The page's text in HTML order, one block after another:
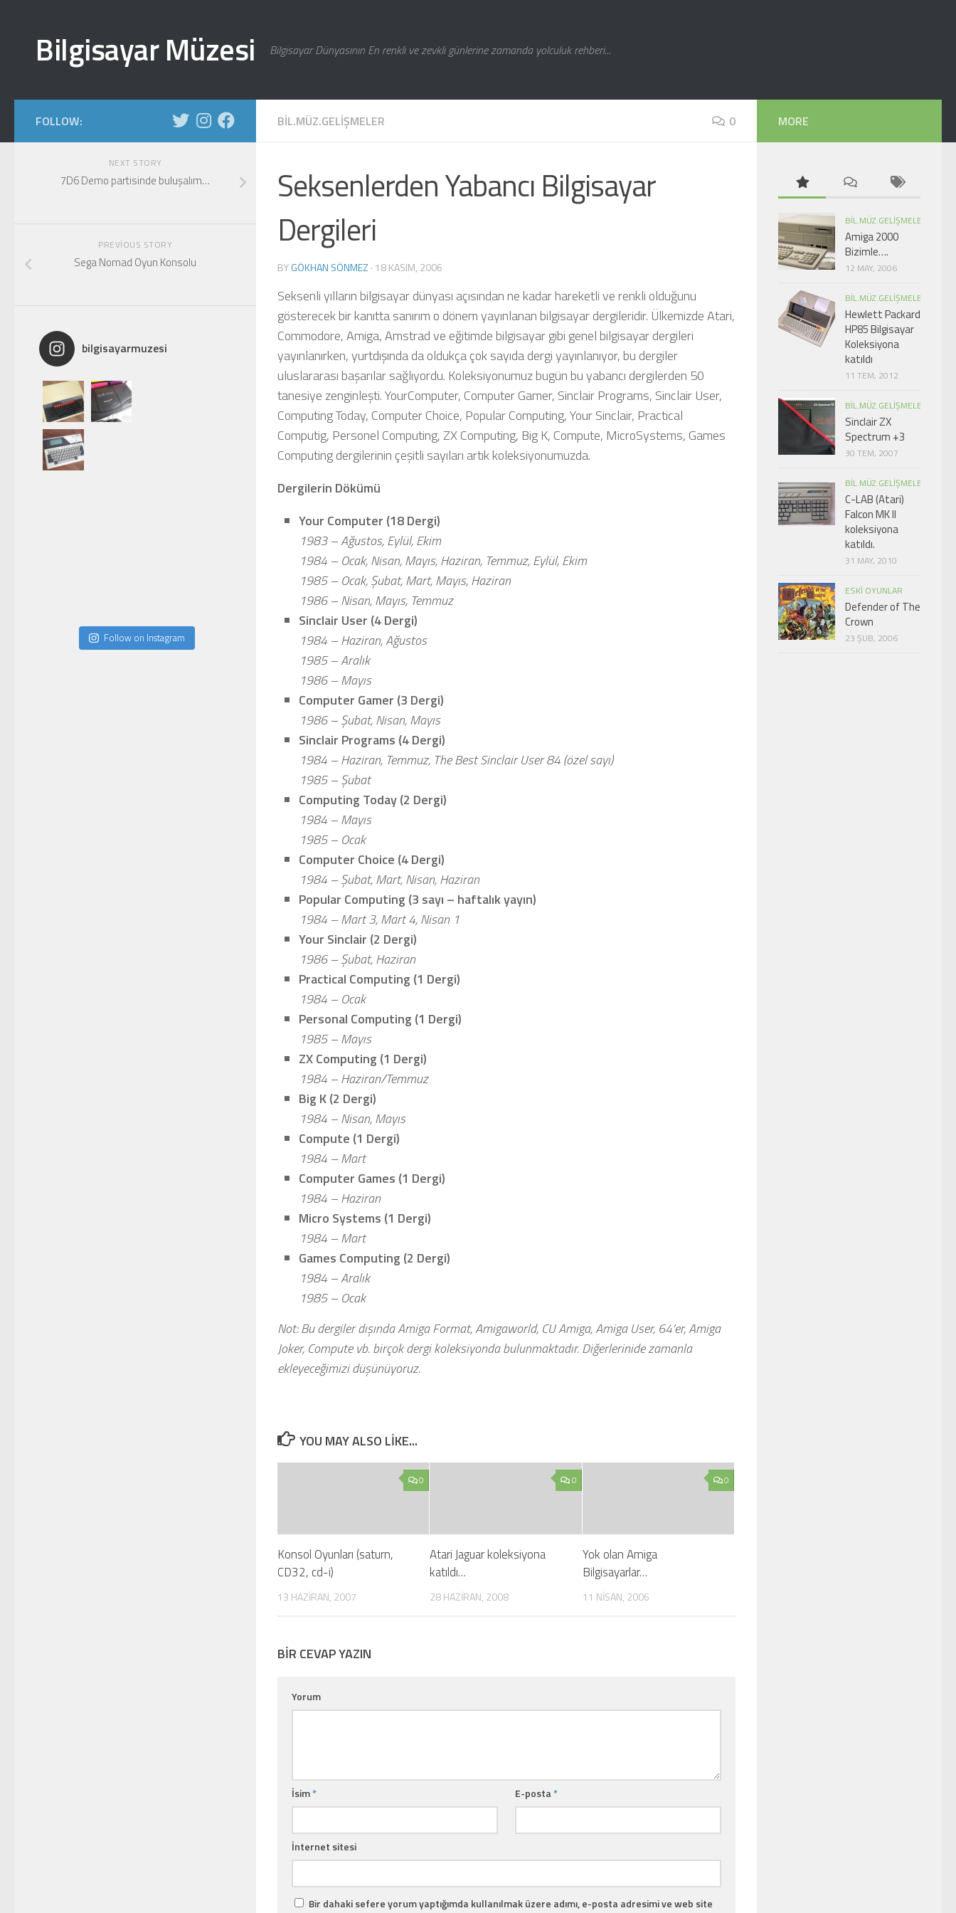
Bilgisayar Müzesi Bilgisayar Dünyasının En renkli ve zevkli günlerine zamanda yolculuk rehberi...
BIL.MÜZ.GELIŞMELER 0
Seksenlerden Yabancı Bilgisayar
Dergileri
BYGÖKHAN SÖNMEZ · 18 KASIM, 2006
Seksenli yılların bilgisayar dünyası açısından ne kadar hareketli ve renkli olduğunu
gösterecek bir kanıtta sanırım o dönem yayınlanan bilgisayar dergileridir. Ülkemizde Atari,
Commodore, Amiga, Amstrad ve eğitimde bilgisayar gibi genel bilgisayar dergileri
yayınlanırken, yurtdışında da oldukça çok sayıda dergi yayınlanıyor, bu dergiler
uluslararası başarılar sağlıyordu. Koleksiyonumuz bugün bu yabancı dergilerden 50
tanesiye zenginleşti. YourComputer, Computer Gamer, Sinclair Programs, Sinclair User,
Computing Today, Computer Choice, Popular Computing, Your Sinclair, Practical
Computig, Personel Computing, ZX Computing, Big K, Compute, MicroSystems, Games
Computing dergilerinin çeşitli sayıları artık koleksiyonumuzda.
Dergilerin Dökümü
Your Computer (18 Dergi)
1983 – Ağustos, Eylül, Ekim
1984 – Ocak, Nisan, Mayıs, Haziran, Temmuz, Eylül, Ekim
1985 – Ocak, Şubat, Mart, Mayıs, Haziran
1986 – Nisan, Mayıs, Temmuz
Sinclair User (4 Dergi)
1984 – Haziran, Ağustos
1985 – Aralık
1986 – Mayıs
Computer Gamer (3 Dergi)
1986 – Şubat, Nisan, Mayıs
Sinclair Programs (4 Dergi)
1984 – Haziran, Temmuz, The Best Sinclair User 84 (özel sayı)
1985 – Şubat
Computing Today (2 Dergi)
1984 – Mayıs
1985 – Ocak
Computer Choice (4 Dergi)
1984 – Şubat, Mart, Nisan, Haziran
Popular Computing (3 sayı – haftalık yayın)
1984 – Mart 3, Mart 4, Nisan 1
Your Sinclair (2 Dergi)
1986 – Şubat, Haziran
Practical Computing (1 Dergi)
1984 – Ocak
Personal Computing (1 Dergi)
1985 – Mayıs
ZX Computing (1 Dergi)
1984 – Haziran/Temmuz
Big K (2 Dergi)
1984 – Nisan, Mayıs
Compute (1 Dergi)
1984 – Mart
Computer Games (1 Dergi)
1984 – Haziran
Micro Systems (1 Dergi)
1984 – Mart
Games Computing (2 Dergi)
1984 – Aralık
1985 – Ocak
Not: Bu dergiler dışında Amiga Format, Amigaworld, CU Amiga, Amiga User, 64’er, Amiga
Joker, Compute vb. birçok dergi koleksiyonda bulunmaktadır. Diğerlerinide zamanla
ekleyeceğimizi düşünüyoruz.
YOU MAY ALSO LIKE...
0
Konsol Oyunları (saturn,
CD32, cd-i)
13 HAZIRAN, 2007
0
Atari Jaguar koleksiyona
katıldı…
28 HAZIRAN, 2008
0
Yok olan Amiga
Bilgisayarlar…
11 NISAN, 2006
BIR CEVAP YAZIN
Yorum
İsim* E-posta *
İnternet sitesi
Bir dahaki sefere yorum yaptığımda kullanılmak üzere adımı, e-posta adresimi ve web site
FOLLOW:
NEXT STORY
7D6 Demo partisinde buluşalım…
PREVIOUS STORY
Sega Nomad Oyun Konsolu
bilgisayarmuzesi
Follow on Instagram
MORE
BIL.MÜZ.GELIŞMELER
Amiga 2000
Bizimle….
12 MAY, 2006
BIL.MÜZ.GELIŞMELER
Hewlett Packard
HP85 Bilgisayar
Koleksiyona
katıldı
11 TEM, 2012
BIL.MÜZ.GELIŞMELER
Sinclair ZX
Spectrum +3
30 TEM, 2007
BIL.MÜZ.GELIŞMELER
C-LAB (Atari)
Falcon MK II
koleksiyona
katıldı.
31 MAY, 2010
ESKI OYUNLAR
Defender of The
Crown
23 ŞUB, 2006